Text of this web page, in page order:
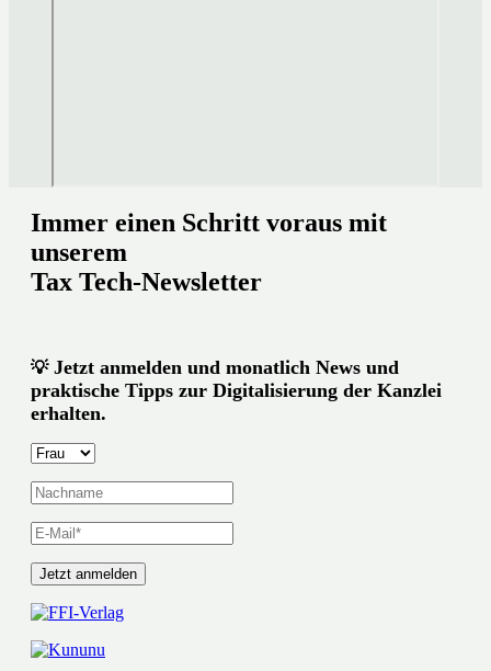
Immer einen Schritt voraus mit
unserem
Tax Tech-Newsletter
💡Jetzt anmelden und monatlich News und
praktische Tipps zur Digitalisierung der Kanzlei
erhalten.